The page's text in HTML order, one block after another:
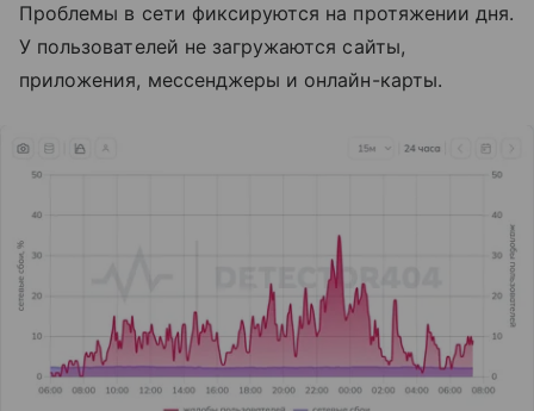
Проблемы в сети фиксируются на протяжении дня.
У пользователей не загружаются сайты,
приложения, мессенджеры и онлайн-карты.